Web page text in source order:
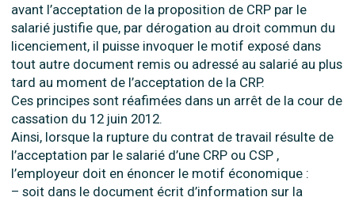
avant l’acceptation de la proposition de CRP par le
salarié justifie que, par dérogation au droit commun du
licenciement, il puisse invoquer le motif exposé dans
tout autre document remis ou adressé au salarié au plus
tard au moment de l’acceptation de la CRP.
Ces principes sont réafimées dans un arrêt de la cour de
cassation du 12 juin 2012.
Ainsi, lorsque la rupture du contrat de travail résulte de
l’acceptation par le salarié d’une CRP ou CSP ,
l’employeur doit en énoncer le motif économique :
– soit dans le document écrit d’information sur la